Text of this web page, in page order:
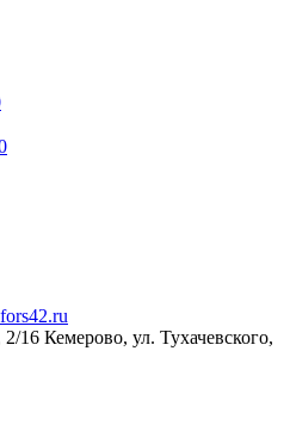
16 Кемерово, ул. Тухачевского,